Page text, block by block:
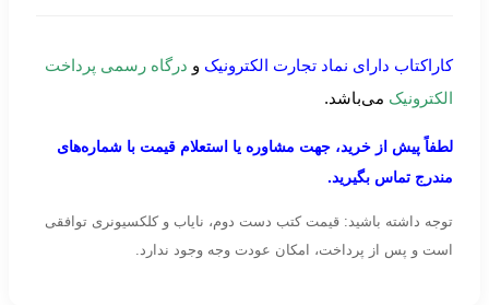
کاراکتاب دارای نماد تجارت الکترونیک و درگاه رسمی پرداخت
الکترونیک می‌باشد.
لطفاً پیش از خرید، جهت مشاوره یا استعلام قیمت با شماره‌های
مندرج تماس بگیرید.
توجه داشته باشید: قیمت کتب دست دوم، نایاب و کلکسیونری توافقی
است و پس از پرداخت، امکان عودت وجه وجود ندارد.